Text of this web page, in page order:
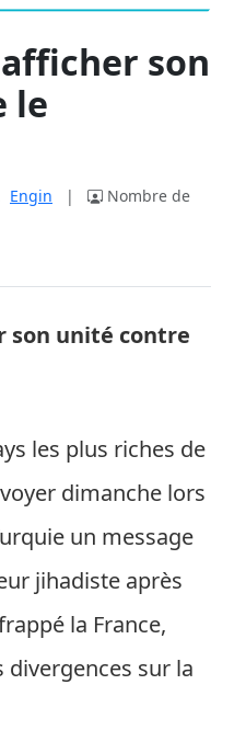
son
le
Engin |
Nombre de
son unité contre
les plus riches de
dimanche lors
un message
jihadiste après
la France,
sur la